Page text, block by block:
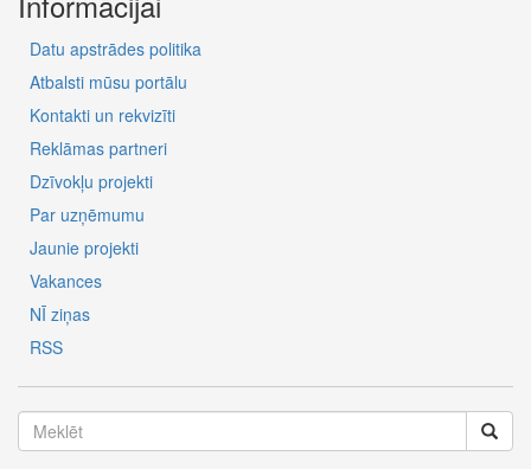
Datu apstrādes politika
Atbalsti mūsu portālu
Kontakti un rekvizīti
Reklāmas partneri
Dzīvokļu projekti
Par uzņēmumu
Jaunie projekti
Vakances
NĪ ziņas
RSS